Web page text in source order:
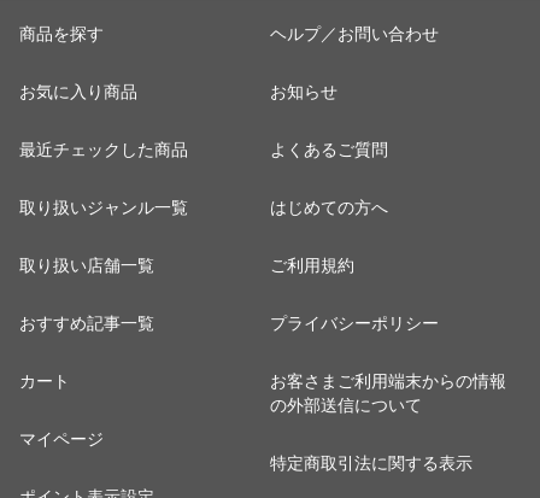
商品を探す
お気に入り商品
最近チェックした商品
取り扱いジャンル一覧
取り扱い店舗一覧
おすすめ記事一覧
カート
マイページ
ヘルプ／お問い合わせ
お知らせ
よくあるご質問
はじめての方へ
ご利用規約
プライバシーポリシー
お客さまご利用端末からの情報
の外部送信について
特定商取引法に関する表示